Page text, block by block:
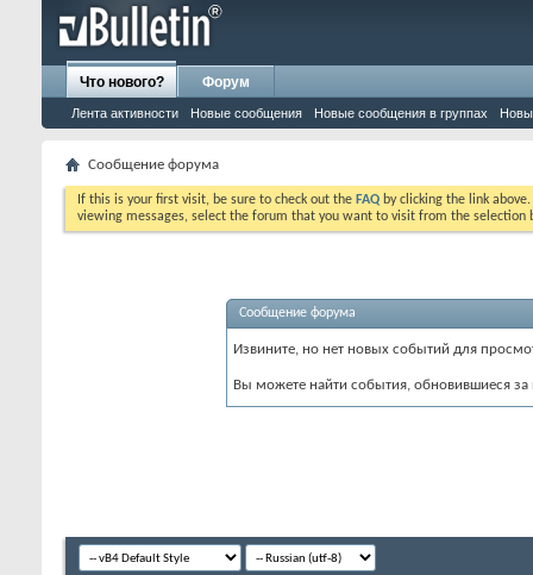
Что нового?
Лента активности Новые сообщения Новые сообщения в группах
Форум
Сообщение форума
If this is your first visit, be sure to check out the FAQ by clicking the link
viewing messages, select the forum that you want to visit from the selection
Сообщение форума
Извините, но нет новых событий для
Вы можете найти события, обновившиеся